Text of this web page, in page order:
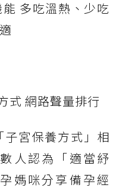
能 多吃溫熱、少吃
式 網路聲量排行
宮保養方式」相
人認為「適當紓
媽咪分享備孕經